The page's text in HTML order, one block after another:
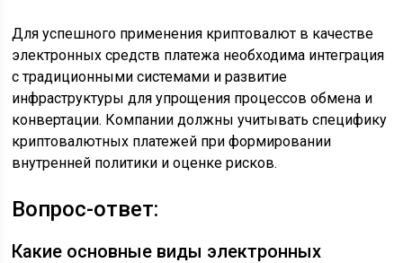
Для успешного применения криптовалют в качестве
электронных средств платежа необходима интеграция
с традиционными системами и развитие
инфраструктуры для упрощения процессов обмена и
конвертации. Компании должны учитывать специфику
криптовалютных платежей при формировании
внутренней политики и оценке рисков.
Вопрос-ответ:
Какие основные виды электронных